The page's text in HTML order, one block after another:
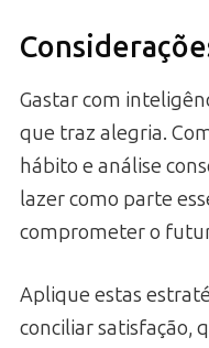
Gastar com
que traz alegria.
hábito e análise
lazer como parte
comprometer o
Aplique estas
conciliar satisfação,